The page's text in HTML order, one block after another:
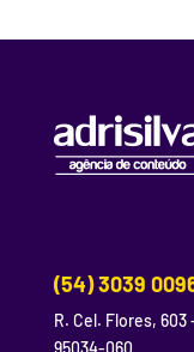
(54) 3039
R. Cel. Flores, 603
95034-060